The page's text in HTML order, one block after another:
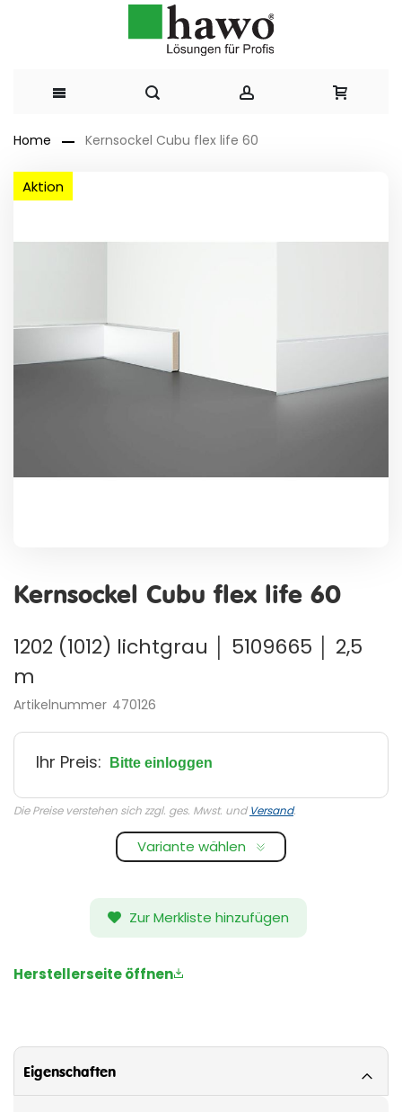
Inhalt
Home Kernsockel Cubu flex life 60
Zum
Ende
der
springen
Aktion
Kernsockel Cubu flex life 60
1202 (1012) lichtgrau │ 5109665 │ 2,5
m
Artikelnummer 470126
Ihr Preis: Bitte einloggen
Die Preise verstehen sich zzgl. ges. Mwst. und Versand.
Variante wählen
Zur Merkliste hinzufügen
Herstellerseite öffnen
Eigenschaften